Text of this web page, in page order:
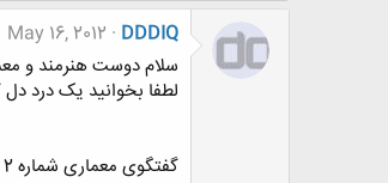
DDDIQ
May 16, 2012
سلام دوست هنرمند و
لطفا بخوانید یک درد
گفتگوی معماری شماره 2 : نظر شما در رابطه با کرکسیون و نقد پروژه در دانشگاه ها و فضای مجازی